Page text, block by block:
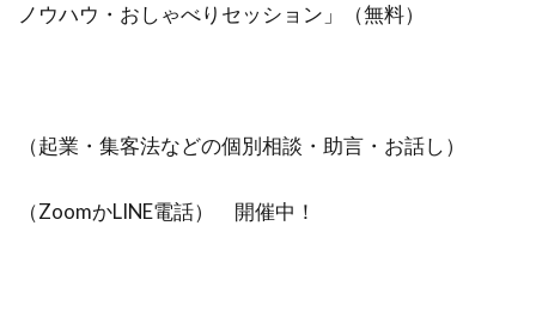
ノウハウ・おしゃべりセッション」（無料）
（起業・集客法などの個別相談・助言・お話し）
（ZoomかLINE電話） 開催中！